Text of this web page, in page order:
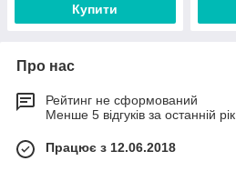
Купити
Про нас
Рейтинг не сформований
Менше 5 відгуків за останній рік
Працює з 12.06.2018